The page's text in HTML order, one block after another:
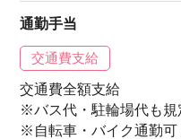
通勤手当
交通費支給
交通費全額支給
※バス代・駐輪場代も規
※自転車・バイク通勤可